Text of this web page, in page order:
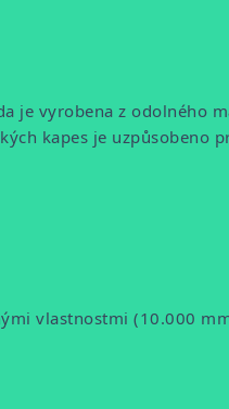
je vyrobena z odolného
kapes je uzpůsobeno
vlastnostmi (10.000